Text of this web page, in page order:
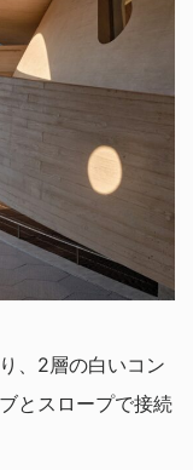
、2層の白いコン
とスロープで接続